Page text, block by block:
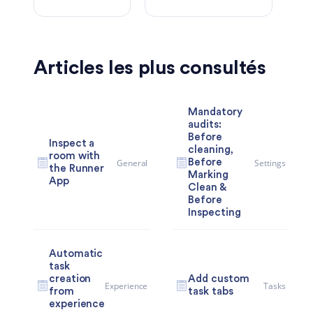
Articles les plus consultés
Inspect a
room with
the Runner
App
General
Mandatory
audits:
Before
cleaning,
Before
Marking
Clean &
Before
Inspecting
Settings
Automatic
task
creation
from
experience
Experience
Add custom
task tabs
Tasks